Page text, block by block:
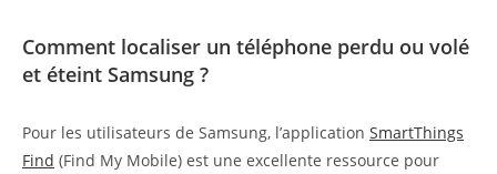
Comment localiser un téléphone perdu ou volé
et éteint Samsung ?
Pour les utilisateurs de Samsung, l’application SmartThings
Find (Find My Mobile) est une excellente ressource pour